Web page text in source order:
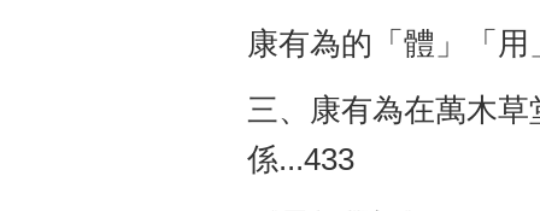
康有為的「體」「用
三、康有為在萬木
係...433